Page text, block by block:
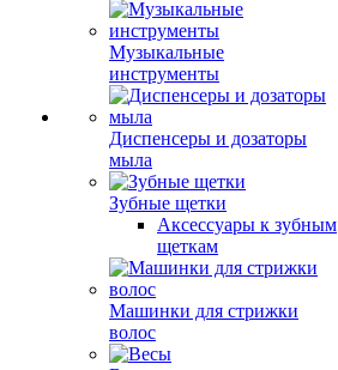
Музыкальные
инструменты
Диспенсеры и дозаторы
мыла
Зубные щетки
Аксессуары к зубным
щеткам
Машинки для стрижки
волос